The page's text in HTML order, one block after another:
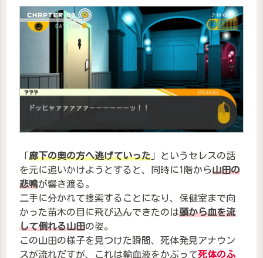
「廊下の奥の方へ逃げていった 」というセレスの話
を元に追いかけようとすると、同時に1階から山田の
悲鳴が響き渡る。
二手に分かれて捜索することになり、保健室まで向
かった苗木の目に飛び込んできたのは頭から血を流
して倒れる山田の姿。
この山田の様子を見つけた瞬間、死体発見アナウン
スが流れだすが、これは輸血液をかぶって死体のふ